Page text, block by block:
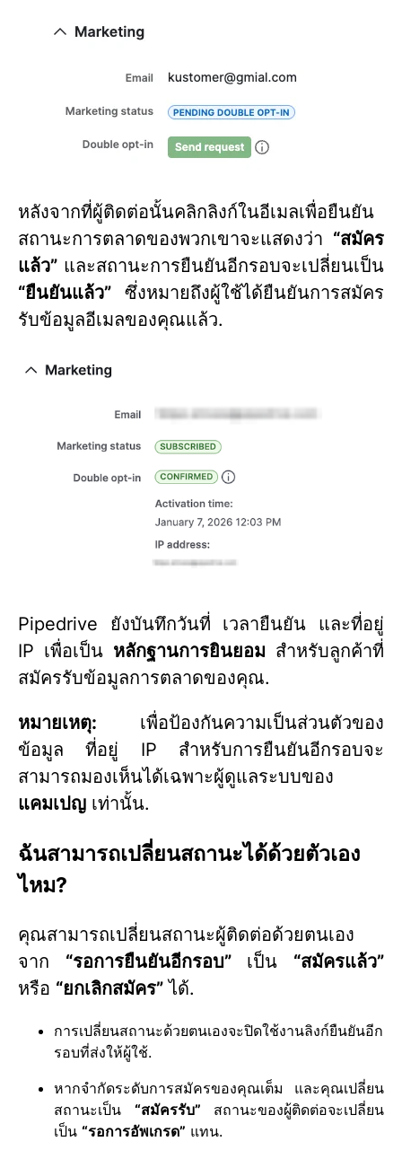
หลังจากที่ผู้ติดต่อนั้นคลิกลิงก์ในอีเมลเพื่อยืนยัน
สถานะการตลาดของพวกเขาจะแสดงว่า “สมัคร
แล้ว” และสถานะการยืนยันอีกรอบจะเปลี่ยนเป็น
“ยืนยันแล้ว” ซึ่งหมายถึงผู้ใช้ได้ยืนยันการสมัคร
รับข้อมูลอีเมลของคุณแล้ว.
Pipedrive ยังบันทึกวันที่ เวลายืนยัน และที่อยู่
IP เพื่อเป็น หลักฐานการยินยอม สำหรับลูกค้าที่
สมัครรับข้อมูลการตลาดของคุณ.
หมายเหตุ: เพื่อป้องกันความเป็นส่วนตัวของ
ข้อมูล ที่อยู่ IP สำหรับการยืนยันอีกรอบจะ
สามารถมองเห็นได้เฉพาะผู้ดูแลระบบของ
แคมเปญ เท่านั้น.
ฉันสามารถเปลี่ยนสถานะได้ด้วยตัวเอง
ไหม?
คุณสามารถเปลี่ยนสถานะผู้ติดต่อด้วยตนเอง
จาก “รอการยืนยันอีกรอบ”เป็น “สมัครแล้ว”
หรือ “ยกเลิกสมัคร” ได้.
การเปลี่ยนสถานะด้วยตนเองจะปิดใช้งานลิงก์ยืนยันอีก
รอบที่ส่งให้ผู้ใช้.
หากจำกัดระดับการสมัครของคุณเต็ม และคุณเปลี่ยน
สถานะเป็น “สมัครรับ” สถานะของผู้ติดต่อจะเปลี่ยน
เป็น “รอการอัพเกรด” แทน.